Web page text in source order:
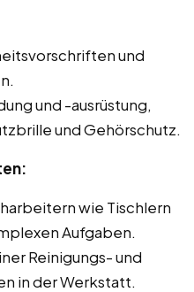
und
und -ausrüstung,
und Gehörschutz.
wie Tischlern
Aufgaben.
Reinigungs- und
in der Werkstatt.